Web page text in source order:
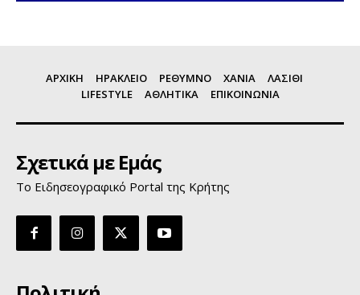
ΑΡΧΙΚΗ ΗΡΑΚΛΕΙΟ ΡΕΘΥΜΝΟ ΧΑΝΙΑ
ΛΑΣΙΘΙ
LIFESTYLE
ΑΘΛΗΤΙΚΑ ΕΠΙΚΟΙΝΩΝΙΑ
Σχετικά με Εμάς
Το Ειδησεογραφικό Portal της Κρήτης